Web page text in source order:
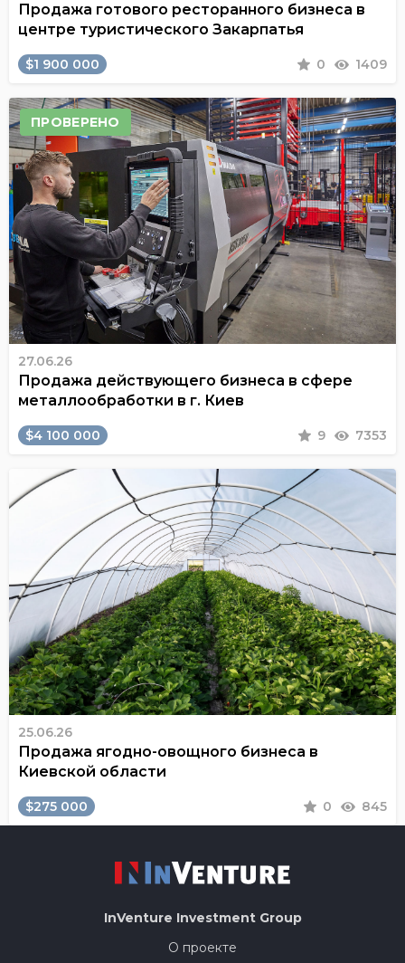
Продажа готового ресторанного бизнеса в
центре туристического Закарпатья
$1 900 000 0 1409
ПРОВЕРЕНО
27.06.26
Продажа действующего бизнеса в сфере
металлообработки в г. Киев
$4 100 000 9 7353
25.06.26
Продажа ягодно-овощного бизнеса в
Киевской области
$275 000 0 845
InVenture Investment Group
О проекте